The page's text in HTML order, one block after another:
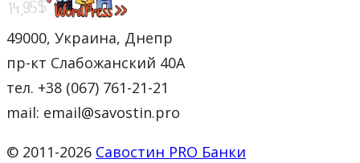
49000, Украина, Днепр
пр-кт Слабожанский 40А
тел. +38 (067) 761-21-21
mail: email@savostin.pro
© 2011-2026 Савостин PRO Банки